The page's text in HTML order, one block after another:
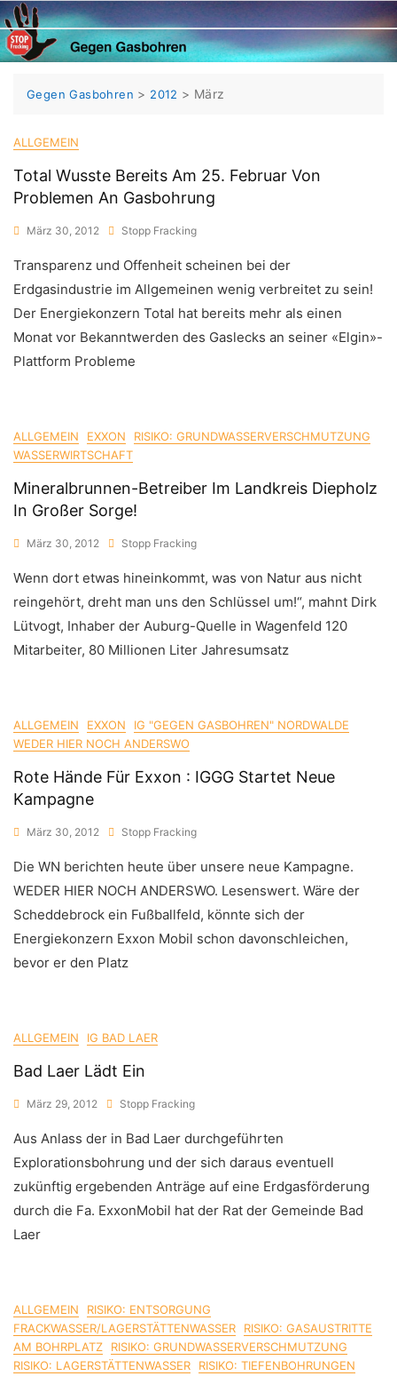
Skip
to
content
Gegen Gasbohren > 2012 > März
ALLGEMEIN
Total Wusste Bereits Am 25. Februar Von
Problemen An Gasbohrung
März 30, 2012 Stopp Fracking
Transparenz und Offenheit scheinen bei der
Erdgasindustrie im Allgemeinen wenig verbreitet zu sein!
Der Energiekonzern Total hat bereits mehr als einen
Monat vor Bekanntwerden des Gaslecks an seiner «Elgin»-
Plattform Probleme
ALLGEMEIN EXXON
RISIKO: GRUNDWASSERVERSCHMUTZUNG
WASSERWIRTSCHAFT
Mineralbrunnen-Betreiber Im Landkreis Diepholz
In Großer Sorge!
März 30, 2012 Stopp Fracking
Wenn dort etwas hineinkommt, was von Natur aus nicht
reingehört, dreht man uns den Schlüssel um!“, mahnt Dirk
Lütvogt, Inhaber der Auburg-Quelle in Wagenfeld 120
Mitarbeiter, 80 Millionen Liter Jahresumsatz
ALLGEMEIN EXXON
IG "GEGEN GASBOHREN" NORDWALDE
WEDER HIER NOCH ANDERSWO
Rote Hände Für Exxon : IGGG Startet Neue
Kampagne
März 30, 2012 Stopp Fracking
Die WN berichten heute über unsere neue Kampagne.
WEDER HIER NOCH ANDERSWO. Lesenswert. Wäre der
Scheddebrock ein Fußballfeld, könnte sich der
Energiekonzern Exxon Mobil schon davonschleichen,
bevor er den Platz
ALLGEMEIN IG BAD LAER
Bad Laer Lädt Ein
März 29, 2012 Stopp Fracking
Aus Anlass der in Bad Laer durchgeführten
Explorationsbohrung und der sich daraus eventuell
zukünftig ergebenden Anträge auf eine Erdgasförderung
durch die Fa. ExxonMobil hat der Rat der Gemeinde Bad
Laer
ALLGEMEIN
RISIKO: ENTSORGUNG
FRACKWASSER/LAGERSTÄTTENWASSER
RISIKO: GASAUSTRITTE
AM BOHRPLATZ
RISIKO: GRUNDWASSERVERSCHMUTZUNG
RISIKO: LAGERSTÄTTENWASSER
RISIKO: TIEFENBOHRUNGEN